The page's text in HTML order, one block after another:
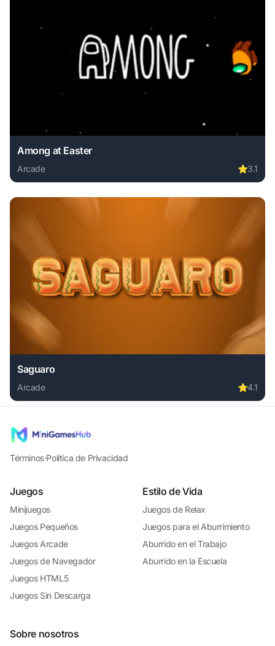
Among at Easter
Arcade ⭐3.1
Play Among at Easter online free. arcade game, no
Saguaro
Arcade ⭐4.1
Play Saguaro online free. arcade game, no download
Términos·Política de Privacidad
Juegos
Minijuegos
Juegos Pequeños
Juegos Arcade
Juegos de Navegador
Juegos HTML5
Juegos Sin Descarga
Estilo de Vida
Juegos de Relax
Juegos para el Aburrimiento
Aburrido en el Trabajo
Aburrido en la Escuela
Sobre nosotros